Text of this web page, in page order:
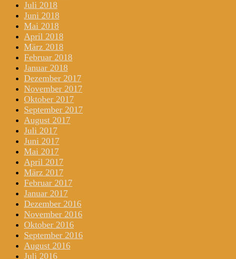
Juli 2018
Juni 2018
Mai 2018
April 2018
März 2018
Februar 2018
Januar 2018
Dezember 2017
November 2017
Oktober 2017
September 2017
August 2017
Juli 2017
Juni 2017
Mai 2017
April 2017
März 2017
Februar 2017
Januar 2017
Dezember 2016
November 2016
Oktober 2016
September 2016
August 2016
Juli 2016